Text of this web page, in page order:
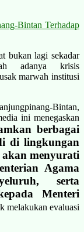
Bintan Terhadap
bukan lagi sekadar
adanya krisis
marwah institusi
Bintan,
ini menegaskan
berbagai
di lingkungan
menyurati
Agama
serta
Menteri
melakukan evaluasi